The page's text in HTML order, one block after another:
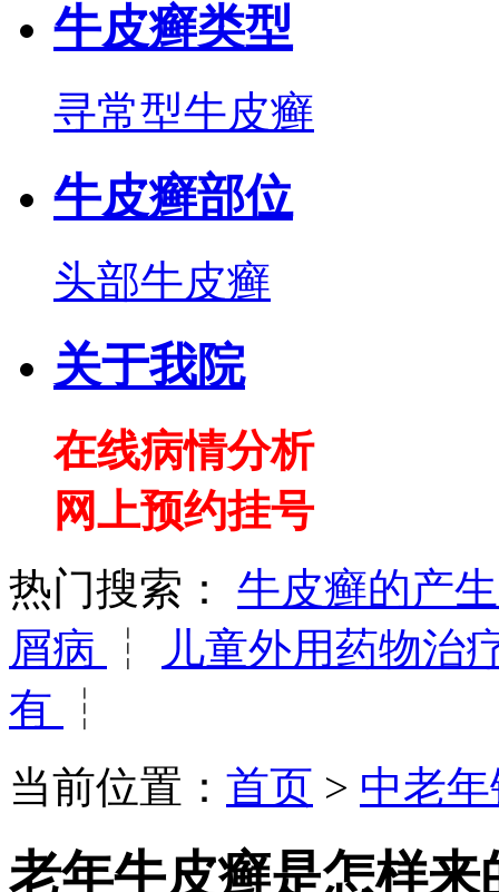
牛皮癣类型
寻常型牛皮癣
牛皮癣部位
头部牛皮癣
关于我院
在线病情分析
网上预约挂号
热门搜索：
牛皮癣的产
屑病
┆
儿童外用药物治
有
┆
当前位置： 首页 > 中老
老年牛皮癣是怎样来